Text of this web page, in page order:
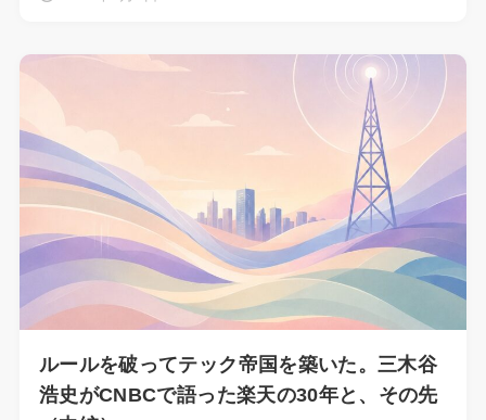
ルールを破ってテック帝国を築いた。三木谷
浩史がCNBCで語った楽天の30年と、その先